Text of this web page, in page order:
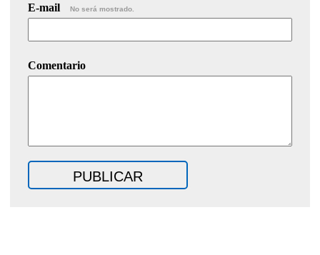
E-mail No será mostrado.
Comentario